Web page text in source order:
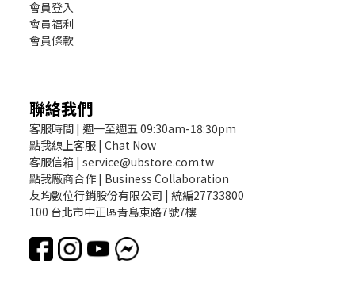
會員登入
會員福利
會員條款
聯絡我們
客服時間 | 週一至週五 09:30am-18:30pm
點我線上客服 | Chat Now
客服信箱 | service@ubstore.com.tw
點我廠商合作 | Business Collaboration
友均數位行銷股份有限公司 | 統編27733800
100 台北市中正區青島東路7號7樓